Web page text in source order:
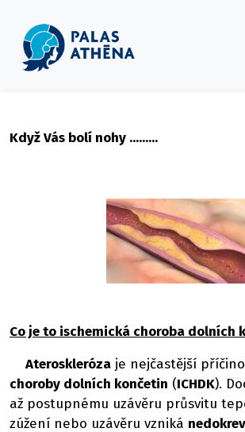
Když Vás bolí nohy .........
Co je to ischemická choroba dolních
Ateroskleróza je nejčastější
choroby dolních končetin (ICHDK).
až postupnému uzávěru průsvitu
zúžení nebo uzávěru vzniká